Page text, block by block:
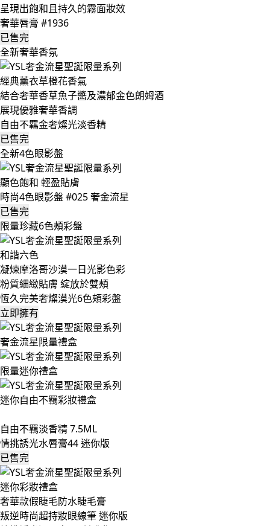
呈現出飽和且持久的霧面妝效
奢華唇膏 #1936
已售完
全新奢華香氛
經典薰衣草橙花香氣
結合奢華香草魚子醬及濃郁金色朗姆酒
展現優雅奢華香調
自由不羈金奢燦光淡香精
已售完
全新4色眼影盤
顯色飽和 輕盈貼膚
時尚4色眼影盤 #025 奢金流星
已售完
限量珍藏6色頰彩盤
和諧六色
凝煉摩洛哥沙漠一日光影色彩
粉質細緻貼膚 綻放於雙頰
恆久完美奢燦漠光6色頰彩盤
立即擁有
奢金流星限量禮盒
限量迷你禮盒
迷你自由不羈彩妝禮盒
自由不羈淡香精 7.5ML
情挑誘光水唇膏44 迷你版
已售完
迷你彩妝禮盒
奢華款假睫毛防水睫毛膏
叛逆時尚超持妝眼線筆 迷你版